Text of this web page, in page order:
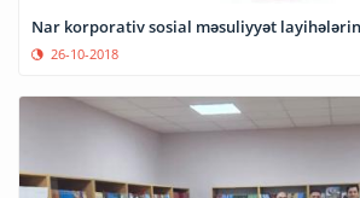
Nar korporativ sosial məsuliyyət
26-10-2018